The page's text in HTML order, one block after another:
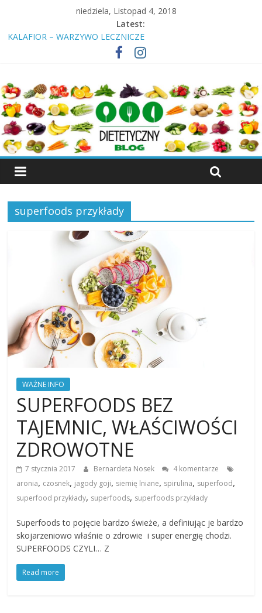
niedziela, Listopad 4, 2018
Latest:
KALAFIOR – WARZYWO LECZNICZE
Insulinooporność? Cukrzyca? Przeczytaj nawet jeśli jesteś
KIEŁKI – WŁAŚCIWOŚCI, RODZAJE KIEŁKÓW
WIŚNIA – OWOC, KTÓRY LECZY
superfoods przykłady
WAŻNE INFO
SUPERFOODS BEZ
TAJEMNIC, WŁAŚCIWOŚCI
ZDROWOTNE
7 stycznia 2017 Bernardeta Nosek
4 komentarze
aronia, czosnek, jagody goji, siemię lniane, spirulina, superfood,
superfood przykłady, superfoods, superfoods przykłady
Superfoods to pojęcie bardzo świeże, a definiując je bardzo
skojarzeniowo właśnie o zdrowie i super energię chodzi.
SUPERFOODS CZYLI… Z
Read more